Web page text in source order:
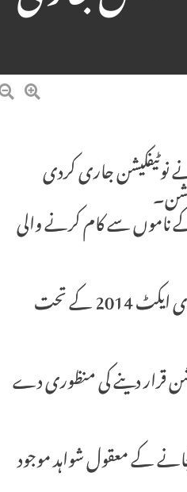
نوٹیفکیشن جاری کردی
کے ناموں سے کام کرنے والی
▪️ محکمہ داخلہ آزاد کشمیر کے مطابق تنظیم کو آزاد جموں و کشمیر انسداد دہشت گردی ایکٹ 2014 کے تحت
قرار دینے کی منظوری دے
کے معقول شواہد موجود